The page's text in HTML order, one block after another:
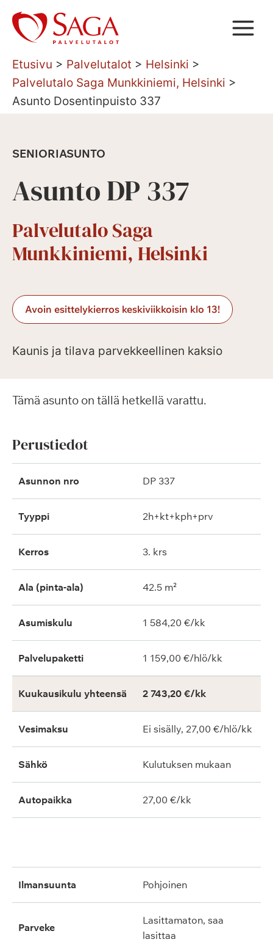
Siirry
sisältöön
Etusivu > Palvelutalot > Helsinki >
Palvelutalo Saga Munkkiniemi, Helsinki >
Asunto Dosentinpuisto 337
SENIORIASUNTO
Asunto DP 337
Palvelutalo Saga
Munkkiniemi, Helsinki
Avoin esittelykierros keskiviikkoisin klo 13!
Kaunis ja tilava parvekkeellinen kaksio
Tämä asunto on tällä hetkellä varattu.
Perustiedot
Asunnon nro DP 337
Tyyppi 2h+kt+kph+prv
Kerros 3. krs
Ala (pinta-ala) 42.5 m²
Asumiskulu 1 584,20 €/kk
Palvelupaketti 1 159,00 €/hlö/kk
Kuukausikulu yhteensä 2 743,20 €/kk
Vesimaksu Ei sisälly, 27,00 €/hlö/kk
Sähkö Kulutuksen mukaan
Autopaikka 27,00 €/kk
ilmansuunta pohjoinen
parveke
lasittamaton, saa
lasittaa